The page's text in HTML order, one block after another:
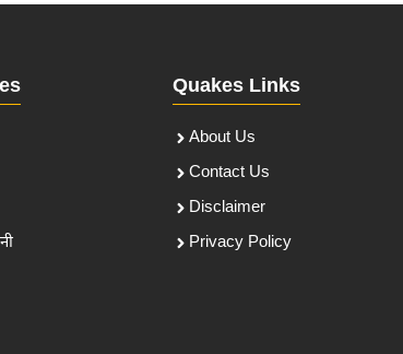
Quakes Links
About Us
Contact Us
Disclaimer
Privacy Policy